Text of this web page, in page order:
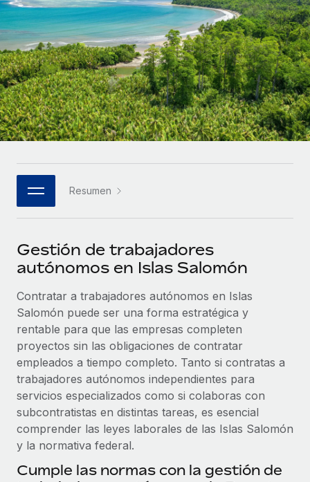
INFRAESTRUCTURA
Conexión Remote
Integra los RR. HH. en tus flujos de trabajo sin
complicaciones.
Plataforma
Funciones esenciales de RR. HH. integradas para tu
equipo.
mediante nuestro MCP.
Integraciones
esenciales.
SERVICIOS
Pregunta a un experto
Obtén ayuda de gente experta en RR. HH. globales
y cumplimiento normativo.
Comprobaciones de antecedentes
Simplifica los procesos de cribado de candidatos.
Cumplimiento normativo
Adelántate a los riesgos de cumplimiento
normativo.
Mediana empresa
Amplía tu equipo con soluciones de RR. HH.
personalizadas.
Empresa
RR. HH. globales para grandes empresas.
ASOCIARSE
Socios tecnológicos estratégicos
Descubre oportunidades de colaborar con nosotros.
Remote Build
Próximamente
Consultoría de integraciones y automatización con IA.
CASOS PRÁCTICOS
Guías y recursos
Casos prácticos
Glosario de RR. HH.
Listas de verificación y plantillas
Biblioteca de descripciones de puestos
Eventos
Sala de prensa
Centro de información
Obtén ayuda
Consulta todos los recursos
BLOG
Nómina global
EOR y PEO
Contractor Management
Impuestos
Español
Italiano
Português (Portugal)
日本語
한국어
中文（简体）
Resumen
Gestión de trabajadores
autónomos en Islas Salomón
Contratar a trabajadores autónomos en Islas
Salomón puede ser una forma estratégica y
rentable para que las empresas completen
proyectos sin las obligaciones de contratar
empleados a tiempo completo. Tanto si contratas a
trabajadores autónomos independientes para
servicios especializados como si colaboras con
subcontratistas en distintas tareas, es esencial
comprender las leyes laborales de las Islas Salomón
y la normativa federal.
Cumple las normas con la gestión de